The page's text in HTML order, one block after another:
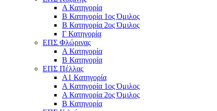
Α Κατηγορία
Β Κατηγορία 1ος Όμιλος
Β Κατηγορία 2ος Όμιλος
Γ Κατηγορία
ΕΠΣ Φλώρινας
Α Κατηγορία
Β Κατηγορία
ΕΠΣ Πέλλας
Α1 Κατηγορία
Α Κατηγορία 1ος Όμιλος
Α Κατηγορία 2ος Όμιλος
Β Κατηγορία